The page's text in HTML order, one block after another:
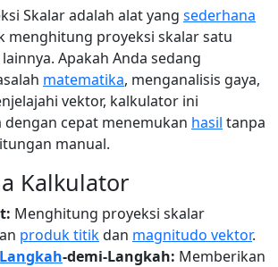
Skalar adalah alat yang sederhana
menghitung proyeksi skalar satu
Apakah Anda sedang
matematika, menganalisis gaya,
vektor, kalkulator ini
cepat menemukan hasil tanpa
manual.
Kalkulator
Menghitung proyeksi skalar
produk titikdan magnitudo vektor.
Langkah-demi-Langkah: Memberikan